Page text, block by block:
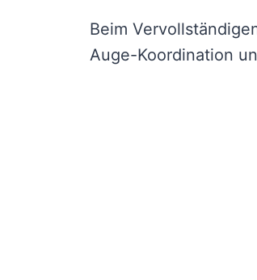
Beim
Auge-Koordination